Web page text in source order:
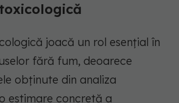
toxicologică
joacă un rol esențial în
fără fum, deoarece
obținute din analiza
estimare concretă a